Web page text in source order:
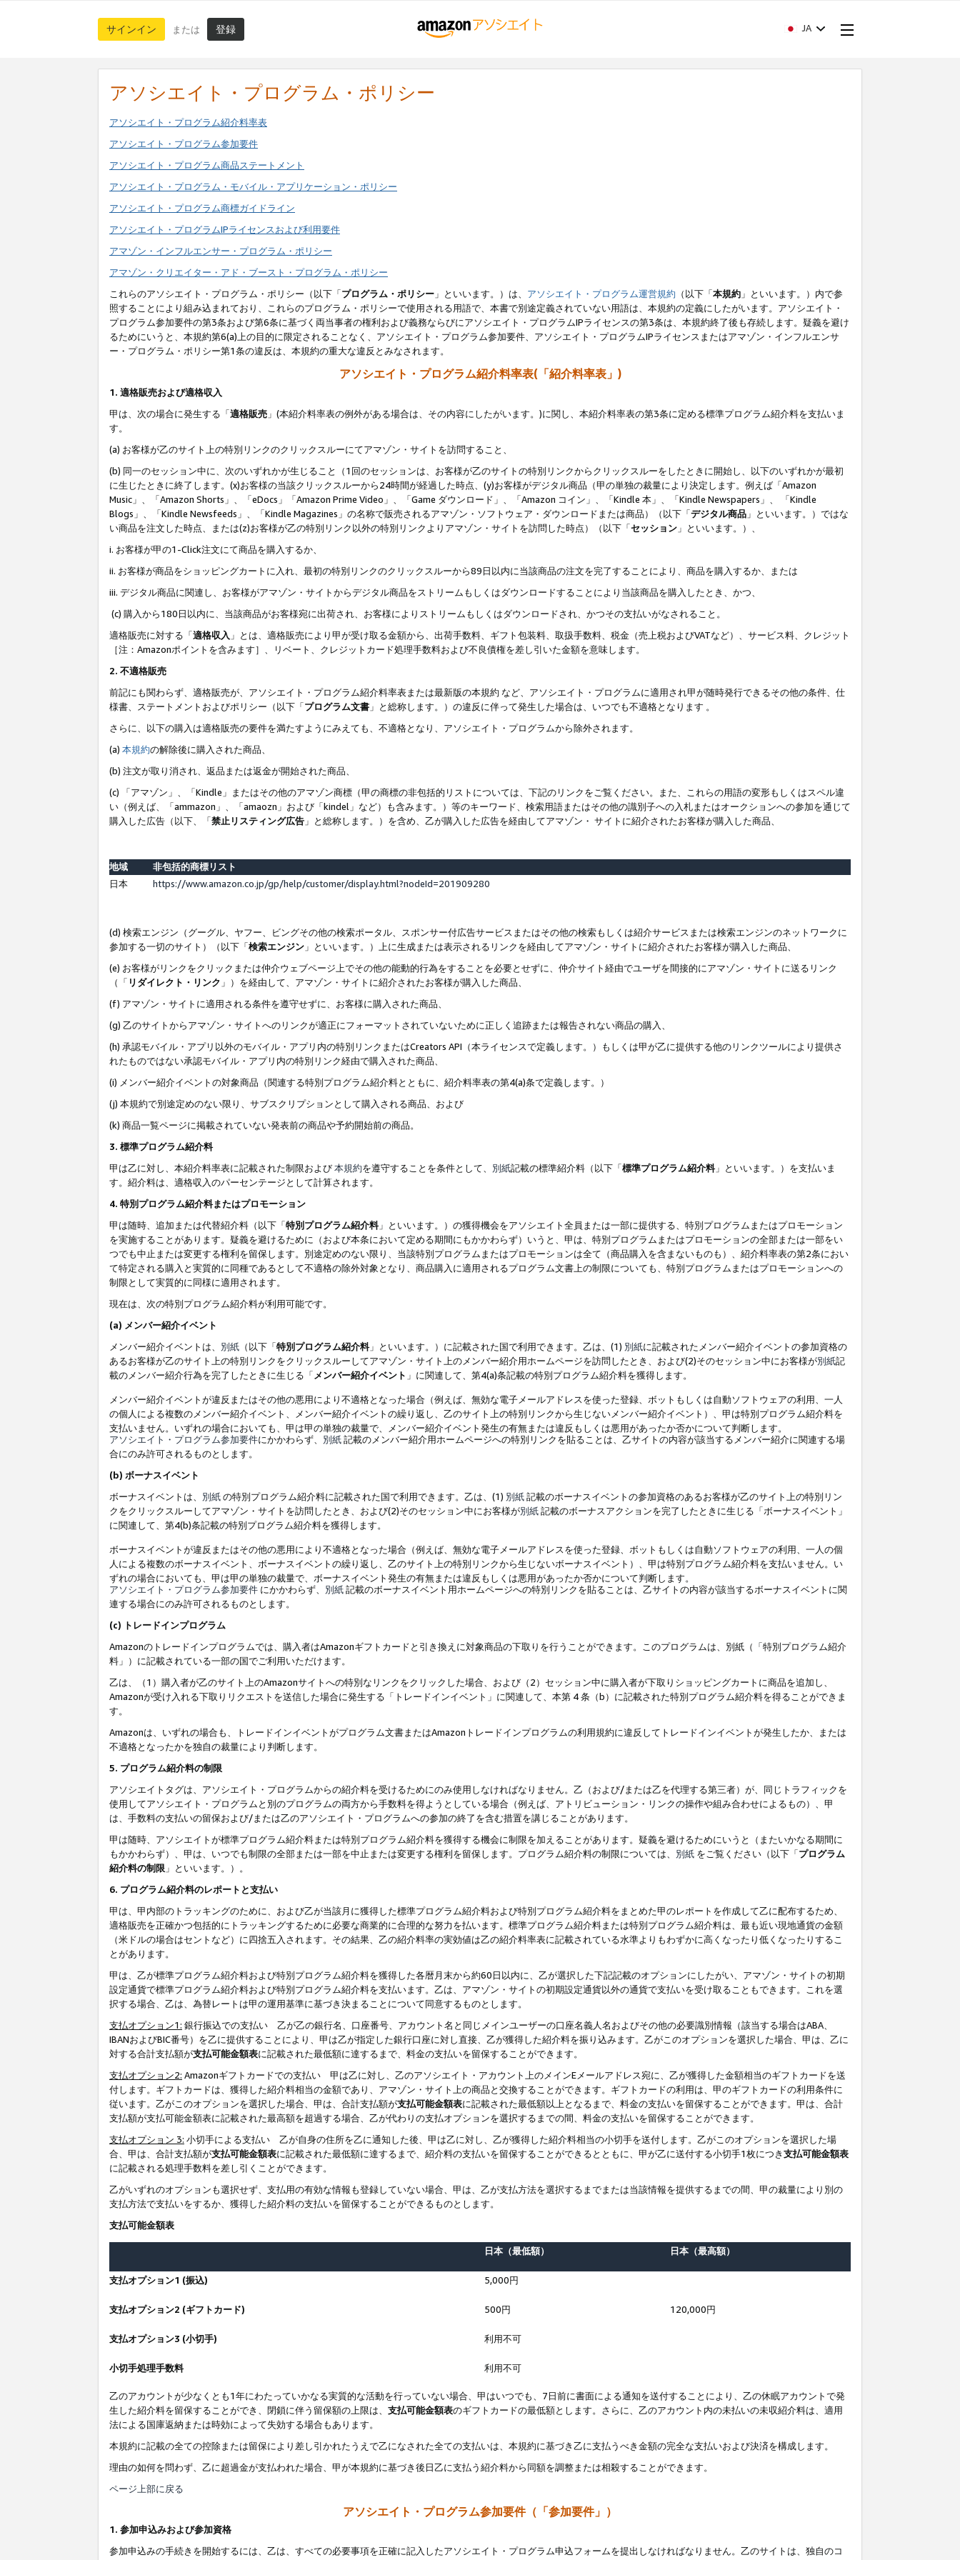
サインイン または 登録 JA
アソシエイト・プログラム・ポリシー
アソシエイト・プログラム紹介料率表
アソシエイト・プログラム参加要件
アソシエイト・プログラム商品ステートメント
アソシエイト・プログラム・モバイル・アプリケーション・ポリシー
アソシエイト・プログラム商標ガイドライン
アソシエイト・プログラムIPライセンスおよび利用要件
アマゾン・インフルエンサー・プログラム・ポリシー
アマゾン・クリエイター・アド・ブースト・プログラム・ポリシー
これらのアソシエイト・プログラム・ポリシー（以下「プログラム・ポリシー 」といいます。）は、 アソシエイト・プログラム運営規約 （以下「本規約 」といいます。）内で参
照することにより組み込まれており、これらのプログラム・ポリシーで使用される用語で、本書で別途定義されていない用語は、本規約の定義にしたがいます。アソシエイト・
プログラム参加要件の第3条および第6条に基づく両当事者の権利および義務ならびにアソシエイト・プログラムIPライセンスの第3条は、本規約終了後も存続します。疑義を避け
るためにいうと、本規約第6(a)上の目的に限定されることなく、アソシエイト・プログラム参加要件、アソシエイト・プログラムIPライセンスまたはアマゾン・インフルエンサ
ー・プログラム・ポリシー第1条の違反は、本規約の重大な違反とみなされます。
アソシエイト・プログラム紹介料率表(「紹介料率表」)
1. 適格販売および適格収入
甲は、次の場合に発生する「適格販売 」(本紹介料率表の例外がある場合は、その内容にしたがいます。)に関し、本紹介料率表の第3条に定める標準プログラム紹介料を支払いま
す。
(a) お客様が乙のサイト上の特別リンクのクリックスルーにてアマゾン・サイトを訪問すること、
(b) 同一のセッション中に、次のいずれかが生じること（1回のセッションは、お客様が乙のサイトの特別リンクからクリックスルーをしたときに開始し、以下のいずれかが最初
に生じたときに終了します。(x)お客様の当該クリックスルーから24時間が経過した時点、(y)お客様がデジタル商品（甲の単独の裁量により決定します。例えば「Amazon
Music」、「Amazon Shorts」、「eDocs」「Amazon Prime Video」、「Game ダウンロード」、「Amazon コイン」、「Kindle 本」、「Kindle Newspapers」、 「Kindle
Blogs」、「Kindle Newsfeeds」、「Kindle Magazines」の名称で販売されるアマゾン・ソフトウェア・ダウンロードまたは商品）（以下「デジタル商品 」といいます。）ではな
い商品を注文した時点、または(z)お客様が乙の特別リンク以外の特別リンクよりアマゾン・サイトを訪問した時点）（以下「セッション 」といいます。）、
i. お客様が甲の1-Click注文にて商品を購入するか、
ii. お客様が商品をショッピングカートに入れ、最初の特別リンクのクリックスルーから89日以内に当該商品の注文を完了することにより、商品を購入するか、または
iii. デジタル商品に関連し、お客様がアマゾン・サイトからデジタル商品をストリームもしくはダウンロードすることにより当該商品を購入したとき、かつ、
(c) 購入から180日以内に、当該商品がお客様宛に出荷され、お客様によりストリームもしくはダウンロードされ、かつその支払いがなされること。
適格販売に対する「適格収入 」とは、適格販売により甲が受け取る金額から、出荷手数料、ギフト包装料、取扱手数料、税金（売上税およびVATなど）、サービス料、クレジット
［注：Amazonポイントを含みます］、リベート、クレジットカード処理手数料および不良債権を差し引いた金額を意味します。
2. 不適格販売
前記にも関わらず、適格販売が、アソシエイト・プログラム紹介料率表または最新版の本規約 など、アソシエイト・プログラムに適用され甲が随時発行できるその他の条件、仕
様書、ステートメントおよびポリシー（以下「プログラム文書 」と総称します。）の違反に伴って発生した場合は、いつでも不適格となります 。
さらに、以下の購入は適格販売の要件を満たすようにみえても、不適格となり、アソシエイト・プログラムから除外されます。
(a) 本規約の解除後に購入された商品、
(b) 注文が取り消され、返品または返金が開始された商品、
(c) 「アマゾン」、「Kindle」またはその他のアマゾン商標（甲の商標の非包括的リストについては、下記のリンクをご覧ください。また、これらの用語の変形もしくはスペル違
い（例えば、「ammazon」、「amaozn」および「kindel」など）も含みます。）等のキーワード、検索用語またはその他の識別子への入札またはオークションへの参加を通じて
購入した広告（以下、「禁止リスティング広告 」と総称します。）を含め、乙が購入した広告を経由してアマゾン・ サイトに紹介されたお客様が購入した商品、
地域
非包括的商標リスト
日本
https://www.amazon.co.jp/gp/help/customer/display.html?nodeId=201909280
(d) 検索エンジン（グーグル、ヤフー、ビングその他の検索ポータル、スポンサー付広告サービスまたはその他の検索もしくは紹介サービスまたは検索エンジンのネットワークに
参加する一切のサイト）（以下「検索エンジン 」といいます。）上に生成または表示されるリンクを経由してアマゾン・サイトに紹介されたお客様が購入した商品、
(e) お客様がリンクをクリックまたは仲介ウェブページ上でその他の能動的行為をすることを必要とせずに、仲介サイト経由でユーザを間接的にアマゾン・サイトに送るリンク
（「 リダイレクト・リンク 」）を経由して、アマゾン・サイトに紹介されたお客様が購入した商品、
(f) アマゾン・サイトに適用される条件を遵守せずに、お客様に購入された商品、
(g) 乙のサイトからアマゾン・サイトへのリンクが適正にフォーマットされていないために正しく追跡または報告されない商品の購入、
(h) 承認モバイル・アプリ以外のモバイル・アプリ内の特別リンクまたはCreators API（本ライセンスで定義します。）もしくは甲が乙に提供する他のリンクツールにより提供さ
れたものではない承認モバイル・アプリ内の特別リンク経由で購入された商品、
(i) メンバー紹介イベントの対象商品（関連する特別プログラム紹介料とともに、紹介料率表の第4(a)条で定義します。）
(j) 本規約で別途定めのない限り、サブスクリプションとして購入される商品、および
(k) 商品一覧ページに掲載されていない発表前の商品や予約開始前の商品。
3. 標準プログラム紹介料
甲は乙に対し、本紹介料率表に記載された制限および本規約を遵守することを条件として、 別紙記載の標準紹介料（以下「標準プログラム紹介料」といいます。）を支払いま
す。紹介料は、適格収入のパーセンテージとして計算されます。
4. 特別プログラム紹介料またはプロモーション
甲は随時、追加または代替紹介料（以下「特別プログラム紹介料」といいます。）の獲得機会をアソシエイト全員または一部に提供する、特別プログラムまたはプロモーション
を実施することがあります。疑義を避けるために（および本条において定める期間にもかかわらず）いうと、甲は、特別プログラムまたはプロモーションの全部または一部をい
つでも中止または変更する権利を留保します。別途定めのない限り、当該特別プログラムまたはプロモーションは全て（商品購入を含まないものも）、紹介料率表の第2条におい
て特定される購入と実質的に同種であるとして不適格の除外対象となり、商品購入に適用されるプログラム文書上の制限についても、特別プログラムまたはプロモーションへの
制限として実質的に同様に適用されます。
現在は、次の特別プログラム紹介料が利用可能です。
(a) メンバー紹介イベント
メンバー紹介イベントは、 別紙 （以下「特別プログラム紹介料」といいます。）に記載された国で利用できます。乙は、(1) 別紙に記載されたメンバー紹介イベントの参加資格の
あるお客様が乙のサイト上の特別リンクをクリックスルーしてアマゾン・サイト上のメンバー紹介用ホームページを訪問したとき、および(2)そのセッション中にお客様が別紙記
載のメンバー紹介行為を完了したときに生じる「 メンバー紹介イベント 」に関連して、第4(a)条記載の特別プログラム紹介料を獲得します。
メンバー紹介イベントが違反またはその他の悪用により不適格となった場合（例えば、無効な電子メールアドレスを使った登録、ボットもしくは自動ソフトウェアの利用、一人
の個人による複数のメンバー紹介イベント、メンバー紹介イベントの繰り返し、乙のサイト上の特別リンクから生じないメンバー紹介イベント）、甲は特別プログラム紹介料を
支払いません。いずれの場合においても、甲は甲の単独の裁量で、メンバー紹介イベント発生の有無または違反もしくは悪用があったか否かについて判断します。
アソシエイト・プログラム参加要件にかかわらず、 別紙記載のメンバー紹介用ホームページへの特別リンクを貼ることは、乙サイトの内容が該当するメンバー紹介に関連する場
合にのみ許可されるものとします。
(b) ボーナスイベント
ボーナスイベントは、 別紙の特別プログラム紹介料に記載された国で利用できます。乙は、(1) 別紙記載のボーナスイベントの参加資格のあるお客様が乙のサイト上の特別リン
クをクリックスルーしてアマゾン・サイトを訪問したとき、および(2)そのセッション中にお客様が別紙記載のボーナスアクションを完了したときに生じる「ボーナスイベント」
に関連して、第4(b)条記載の特別プログラム紹介料を獲得します。
ボーナスイベントが違反またはその他の悪用により不適格となった場合（例えば、無効な電子メールアドレスを使った登録、ボットもしくは自動ソフトウェアの利用、一人の個
人による複数のボーナスイベント、ボーナスイベントの繰り返し、乙のサイト上の特別リンクから生じないボーナスイベント）、甲は特別プログラム紹介料を支払いません。い
ずれの場合においても、甲は甲の単独の裁量で、ボーナスイベント発生の有無または違反もしくは悪用があったか否かについて判断します。
アソシエイト・プログラム参加要件 にかかわらず、 別紙記載のボーナスイベント用ホームページへの特別リンクを貼ることは、乙サイトの内容が該当するボーナスイベントに関
連する場合にのみ許可されるものとします。
(c) トレードインプログラム
Amazonのトレードインプログラムでは、購入者はAmazonギフトカードと引き換えに対象商品の下取りを行うことができます。このプログラムは、別紙（「特別プログラム紹介
料」）に記載されている一部の国でご利用いただけます。
乙は、（1）購入者が乙のサイト上のAmazonサイトへの特別なリンクをクリックした場合、および（2）セッション中に購入者が下取りショッピングカートに商品を追加し、
Amazonが受け入れる下取りリクエストを送信した場合に発生する「トレードインイベント」に関連して、本第 4 条（b）に記載された特別プログラム紹介料を得ることができま
す。
Amazonは、いずれの場合も、トレードインイベントがプログラム文書またはAmazonトレードインプログラムの利用規約に違反してトレードインイベントが発生したか、または
不適格となったかを独自の裁量により判断します。
5. プログラム紹介料の制限
アソシエイトタグは、アソシエイト・プログラムからの紹介料を受けるためにのみ使用しなければなりません。乙（および/または乙を代理する第三者）が、同じトラフィックを
使用してアソシエイト・プログラムと別のプログラムの両方から手数料を得ようとしている場合（例えば、アトリビューション・リンクの操作や組み合わせによるもの）、甲
は、手数料の支払いの留保および/または乙のアソシエイト・プログラムへの参加の終了を含む措置を講じることがあります。
甲は随時、アソシエイトが標準プログラム紹介料または特別プログラム紹介料を獲得する機会に制限を加えることがあります。疑義を避けるためにいうと（またいかなる期間に
もかかわらず）、甲は、いつでも制限の全部または一部を中止または変更する権利を留保します。プログラム紹介料の制限については、 別紙 をご覧ください（以下「プログラム
紹介料の制限 」といいます。）。
6. プログラム紹介料のレポートと支払い
甲は、甲内部のトラッキングのために、および乙が当該月に獲得した標準プログラム紹介料および特別プログラム紹介料をまとめた甲のレポートを作成して乙に配布するため、
適格販売を正確かつ包括的にトラッキングするために必要な商業的に合理的な努力を払います。標準プログラム紹介料または特別プログラム紹介料は、最も近い現地通貨の金額
（米ドルの場合はセントなど）に四捨五入されます。その結果、乙の紹介料率の実効値は乙の紹介料率表に記載されている水準よりもわずかに高くなったり低くなったりするこ
とがあります。
甲は、乙が標準プログラム紹介料および特別プログラム紹介料を獲得した各暦月末から約60日以内に、乙が選択した下記記載のオプションにしたがい、アマゾン・サイトの初期
設定通貨で標準プログラム紹介料および特別プログラム紹介料を支払います。乙は、アマゾン・サイトの初期設定通貨以外の通貨で支払いを受け取ることもできます。これを選
択する場合、乙は、為替レートは甲の運用基準に基づき決まることについて同意するものとします。
支払オプション1: 銀行振込での支払い 乙が乙の銀行名、口座番号、アカウント名と同じメインユーザーの口座名義人名およびその他の必要識別情報（該当する場合はABA、
IBANおよびBIC番号）を乙に提供することにより、甲は乙が指定した銀行口座に対し直接、乙が獲得した紹介料を振り込みます。乙がこのオプションを選択した場合、甲は、乙に
対する合計支払額が支払可能金額表に記載された最低額に達するまで、料金の支払いを留保することができます。
支払オプション2: Amazonギフトカードでの支払い 甲は乙に対し、乙のアソシエイト・アカウント上のメインEメールアドレス宛に、乙が獲得した金額相当のギフトカードを送
付します。ギフトカードは、獲得した紹介料相当の金額であり、アマゾン・サイト上の商品と交換することができます。ギフトカードの利用は、甲のギフトカードの利用条件に
従います。乙がこのオプションを選択した場合、甲は、合計支払額が支払可能金額表に記載された最低額以上となるまで、料金の支払いを留保することができます。甲は、合計
支払額が支払可能金額表に記載された最高額を超過する場合、乙が代わりの支払オプションを選択するまでの間、料金の支払いを留保することができます。
支払オプション 3: 小切手による支払い 乙が自身の住所を乙に通知した後、甲は乙に対し、乙が獲得した紹介料相当の小切手を送付します。乙がこのオプションを選択した場
合、甲は、合計支払額が支払可能金額表に記載された最低額に達するまで、紹介料の支払いを留保することができるとともに、甲が乙に送付する小切手1枚につき支払可能金額表
に記載される処理手数料を差し引くことができます。
乙がいずれのオプションも選択せず、支払用の有効な情報も登録していない場合、甲は、乙が支払方法を選択するまでまたは当該情報を提供するまでの間、甲の裁量により別の
支払方法で支払いをするか、獲得した紹介料の支払いを留保することができるものとします。
支払可能金額表
日本（最低額） 日本（最高額）
支払オプション1 (振込) 5,000円
支払オプション2 (ギフトカード) 500円 120,000円
支払オプション3 (小切手) 利用不可
小切手処理手数料 利用不可
乙のアカウントが少なくとも1年にわたっていかなる実質的な活動を行っていない場合、甲はいつでも、7日前に書面による通知を送付することにより、乙の休眠アカウントで発
生した紹介料を留保することができ、閉鎖に伴う留保額の上限は、 支払可能金額表のギフトカードの最低額とします。さらに、乙のアカウント内の未払いの未収紹介料は、適用
法による国庫返納または時効によって失効する場合もあります。
本規約に記載の全ての控除または留保により差し引かれたうえで乙になされた全ての支払いは、本規約に基づき乙に支払うべき金額の完全な支払いおよび決済を構成します。
理由の如何を問わず、乙に超過金が支払われた場合、甲が本規約に基づき後日乙に支払う紹介料から同額を調整または相殺することができます。
ページ上部に戻る
アソシエイト・プログラム参加要件（「参加要件」）
1. 参加申込みおよび参加資格
参加申込みの手続きを開始するには、乙は、すべての必要事項を正確に記入したアソシエイト・プログラム申込フォームを提出しなければなりません。乙のサイトは、独自のコ